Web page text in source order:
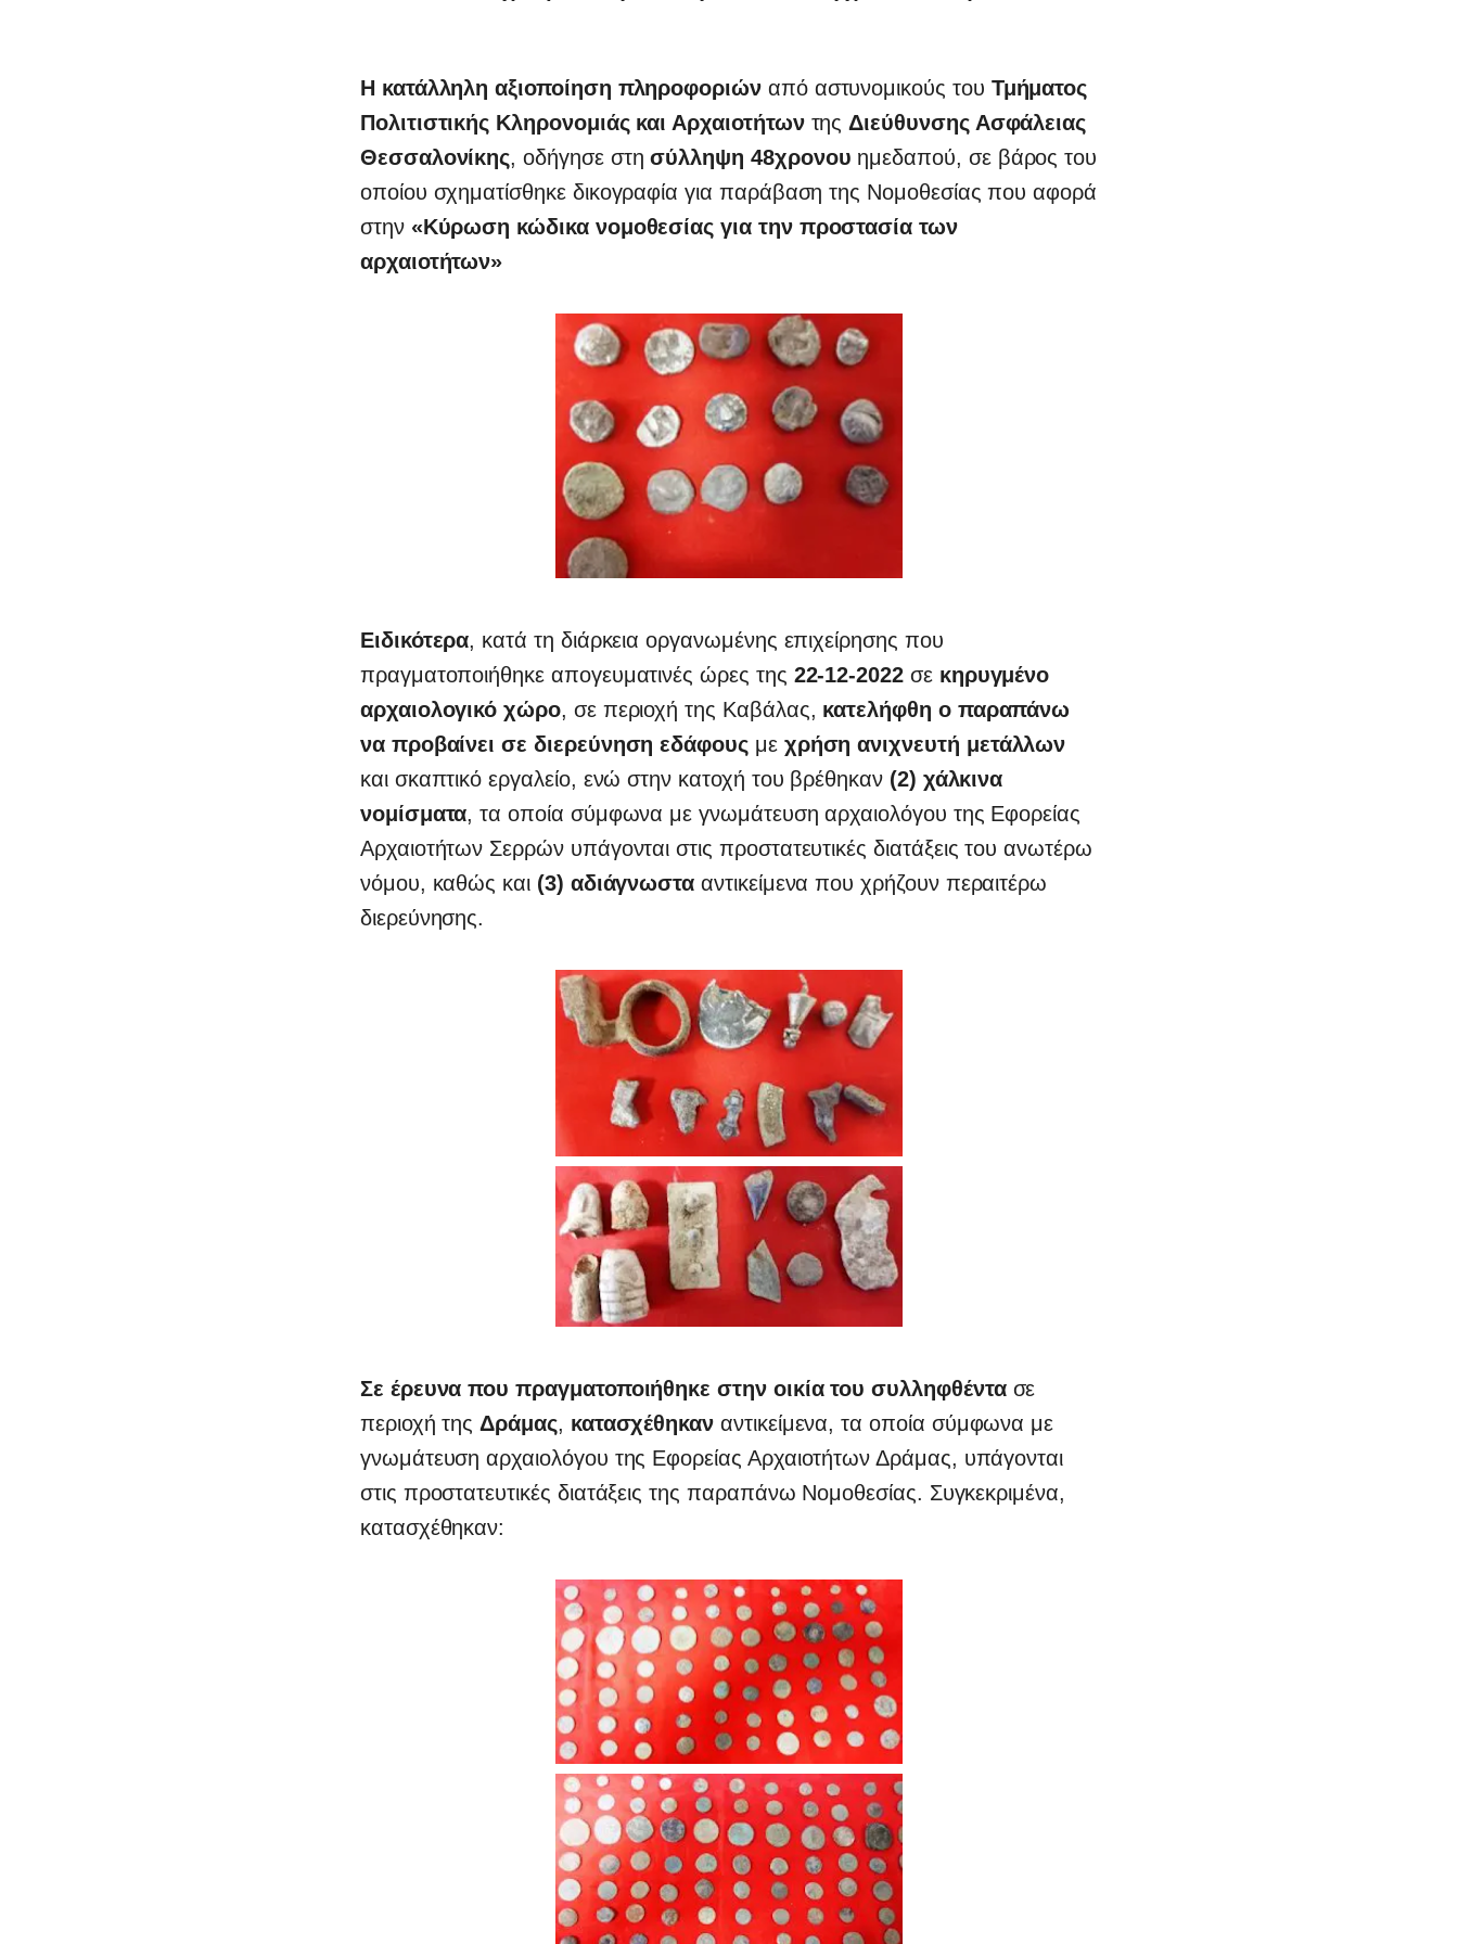
Η κατάλληλη αξιοποίηση πληροφοριώναπό αστυνομικούς του Τμήματος
Πολιτιστικής Κληρονομιάς και ΑρχαιοτήτωντηςΔιεύθυνσης Ασφάλειας
Θεσσαλονίκης, οδήγησε στησύλληψη 48χρονου ημεδαπού, σε βάρος του
οποίου σχηματίσθηκε δικογραφία για παράβαση της Νομοθεσίας που αφορά
στην «Κύρωση κώδικα νομοθεσίας για την προστασία των
αρχαιοτήτων»
Ειδικότερα, κατά τη διάρκεια οργανωμένης επιχείρησης που
πραγματοποιήθηκε απογευματινές ώρες της 22-12-2022σε κηρυγμένο
αρχαιολογικό χώρο, σε περιοχή της Καβάλας, κατελήφθη ο παραπάνω
να προβαίνει σε διερεύνηση εδάφουςμε χρήση ανιχνευτή μετάλλων
και σκαπτικό εργαλείο, ενώ στην κατοχή του βρέθηκαν(2) χάλκινα
νομίσματα, τα οποία σύμφωνα με γνωμάτευση αρχαιολόγου της Εφορείας
Αρχαιοτήτων Σερρών υπάγονται στις προστατευτικές διατάξεις του ανωτέρω
νόμου, καθώς και (3) αδιάγνωστααντικείμενα που χρήζουν περαιτέρω
διερεύνησης.
Σε έρευνα που πραγματοποιήθηκε στην οικία του συλληφθέντα σε
περιοχή τηςΔράμας, κατασχέθηκαν αντικείμενα, τα οποία σύμφωνα με
γνωμάτευση αρχαιολόγου της Εφορείας Αρχαιοτήτων Δράμας, υπάγονται
στις προστατευτικές διατάξεις της παραπάνω Νομοθεσίας. Συγκεκριμένα,
κατασχέθηκαν: